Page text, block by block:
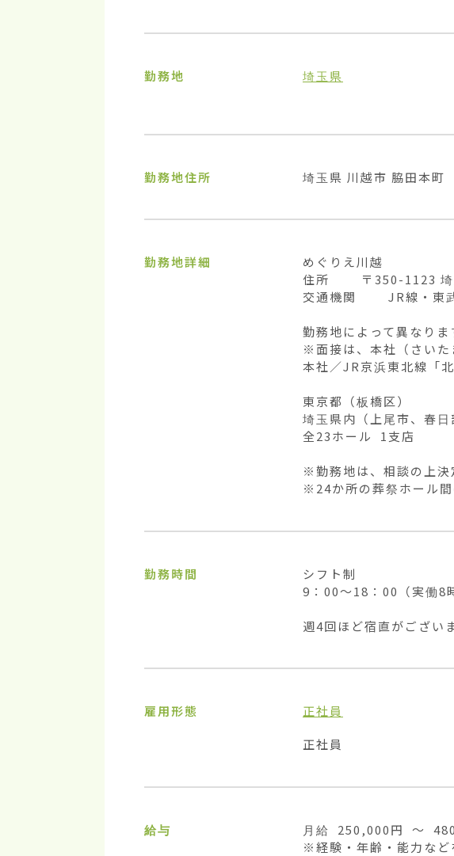
勤務地 埼玉県
勤務地住所 埼玉県 川越市 脇田本町
勤務地詳細
めぐりえ川越
住所        〒350-1123
交通機関        JR線・東
勤務地によって異なりま
※面接は、本社（さいた
本社／JR京浜東北線「
東京都（板橋区）
埼玉県内（上尾市、春
全23ホール 1支店
※勤務地は、相談の上決
※24か所の葬祭ホール間
勤務時間
シフト制
9：00～18：00（実働8
週4回ほど宿直がござい
雇用形態
正社員
正社員
給与
月給 250,000円 ～
※経験・年齢・能力など